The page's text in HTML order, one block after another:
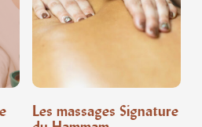
Les massages Signature